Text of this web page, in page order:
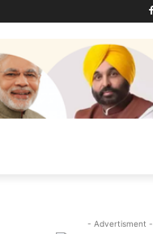
- Advertisment -